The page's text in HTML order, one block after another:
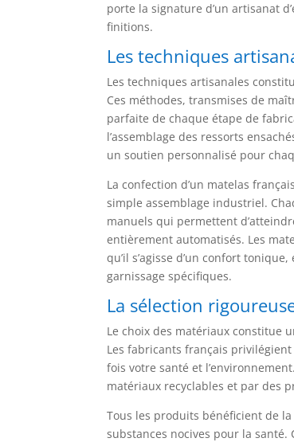
porte la signature d’un artisanat
finitions.
Les techniques
Les techniques artisanales
Ces méthodes, transmises de
parfaite de chaque étape de
l’assemblage des ressorts
un soutien personnalisé pour
La confection d’un matelas
simple assemblage industriel.
manuels qui permettent
entièrement automatisés. Les
qu’il s’agisse d’un confort
garnissage spécifiques.
La sélection
Le choix des matériaux constitue
Les fabricants français
fois votre santé et
matériaux recyclables et par des
Tous les produits bénéficient de la
substances nocives pour la